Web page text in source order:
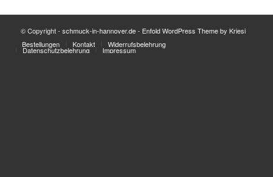
© Copyright - schmuck-in-hannover.de- Enfold WordPress Theme by Kriesi
Bestellungen
Kontakt Widerrufsbelehrung
Datenschutzbelehrung Impressum